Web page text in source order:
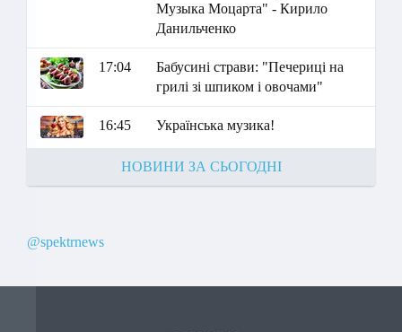
Музыка Моцарта" - Кирило
Данильченко
17:04
Бабусині страви: "Печериці на
грилі зі шпиком і овочами"
16:45 Українська музика!
НОВИНИ ЗА СЬОГОДНІ
@spektrnews